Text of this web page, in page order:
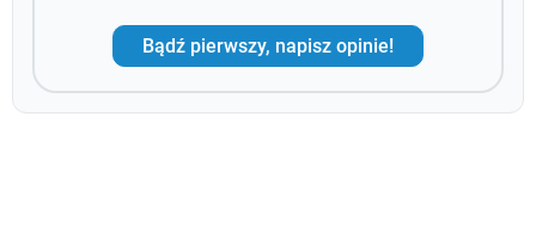
Bądź pierwszy, napisz opinie!